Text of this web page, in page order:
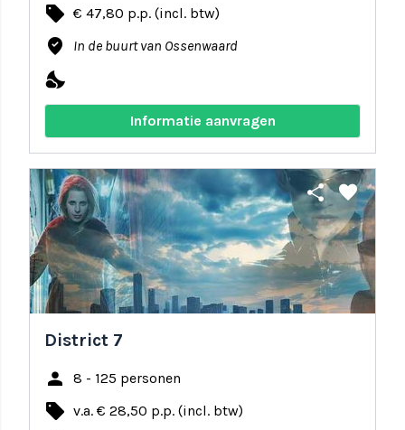
local_offer € 47,80 p.p. (incl. btw)
where_to_vote In de buurt van Ossenwaard
nights_stay
Informatie aanvragen
share favorite
District 7
person 8 - 125 personen
local_offer v.a. € 28,50 p.p. (incl. btw)